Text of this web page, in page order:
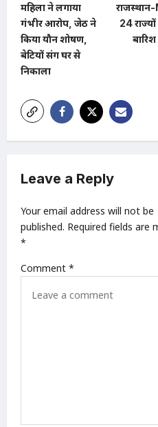
t
n
a
v
g
a
i
n
महिला ने लगाया
गंभीर आरोप, जेठ ने
किया यौन शोषण,
बेटियों संग घर से
निकाला
24
Leave a Reply
Your email address will not be
published. Required fields are
*
Comment *